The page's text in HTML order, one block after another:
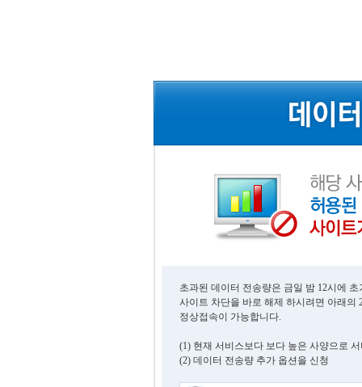
초과된 데이터 전송량은 금일 밤 12시에
사이트 차단을 바로 해제 하시려면 아래의
정상접속이 가능합니다.
(1) 현재 서비스보다 보다 높은 사양으로
(2) 데이터 전송량 추가 옵션을 신청